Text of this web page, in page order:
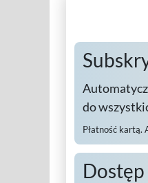
do
Płatność kartą.
Dostęp